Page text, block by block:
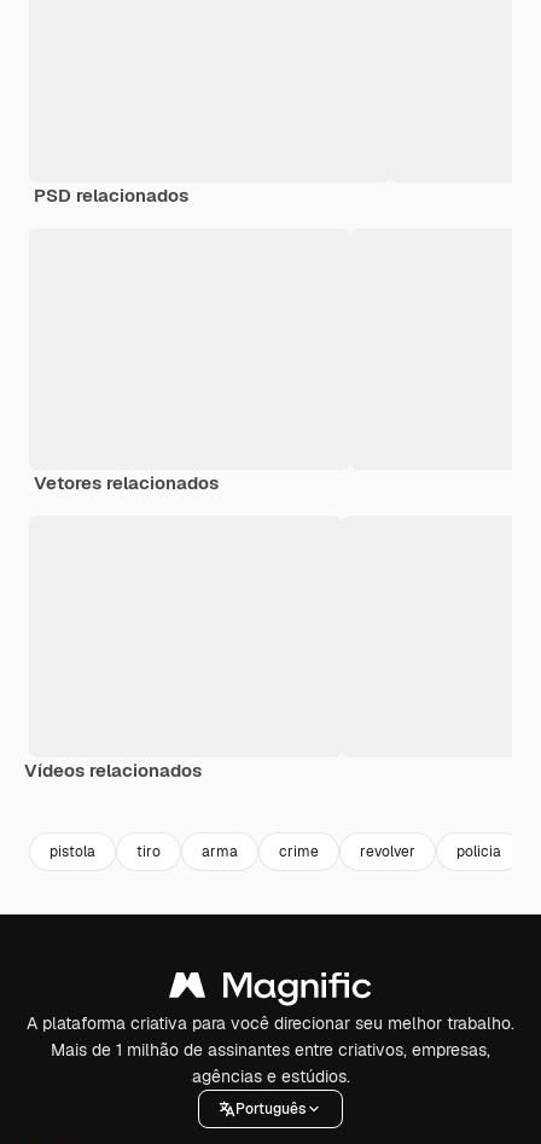
PSD relacionados
Vetores relacionados
Vídeos relacionados
pistola tiro arma crime revolver policia
A plataforma criativa para você direcionar seu melhor trabalho.
Mais de 1 milhão de assinantes entre criativos, empresas,
agências e estúdios.
Português